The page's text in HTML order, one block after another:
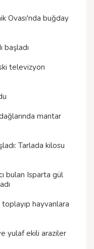
Ovası'nda buğday
başladı
televizyon
mantar
Tarlada kilosu
bulan Isparta gül
hayvanlara
yulaf ekili araziler